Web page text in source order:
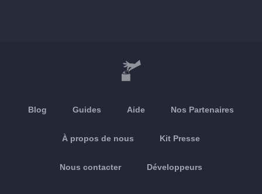
Blog Guides Aide Nos Partenaires
À propos de nous Kit Presse
Nous contacter Développeurs